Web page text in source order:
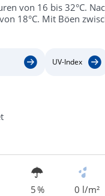
von 16 bis 32°C.
18°C. Mit Böen
UV-Index
5 % 0 l/m²